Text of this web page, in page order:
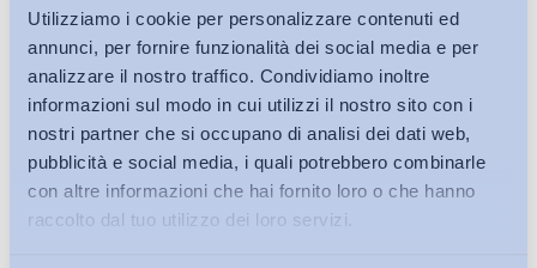
Utilizziamo i cookie per personalizzare contenuti ed
annunci, per fornire funzionalità dei social media e per
analizzare il nostro traffico. Condividiamo inoltre
informazioni sul modo in cui utilizzi il nostro sito con i
nostri partner che si occupano di analisi dei dati web,
pubblicità e social media, i quali potrebbero combinarle
con altre informazioni che hai fornito loro o che hanno
raccolto dal tuo utilizzo dei loro servizi.
Conflavoro
Giudizio positivo.Si riconoscono nel DDL elementi già
presenti in una propria proposta di legge.
UNSIC (Unione
nazionale
imprenditori e
coltivatori)
Giudizio positivo.
Viene sottolineato come elemento
della contrattazione di secondo livello.
Individuazione di unnodo critico, ossia l’assenzadi una
soglia legale di tutela salariale